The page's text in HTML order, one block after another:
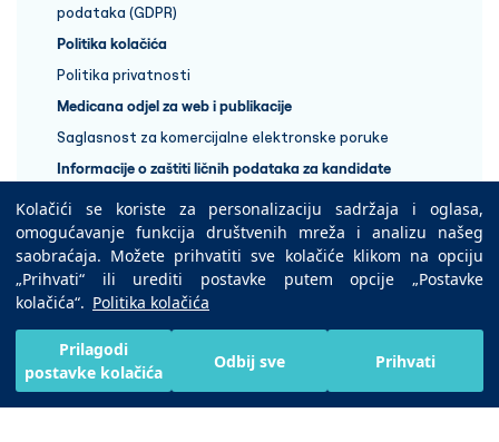
Kolačići se koriste za personalizaciju sadržaja i oglasa,
omogućavanje funkcija društvenih mreža i analizu našeg
saobraćaja. Možete prihvatiti sve kolačiće klikom na opciju
„Prihvati“ ili urediti postavke putem opcije „Postavke
kolačića“. Politika kolačića
Prilagodi
postavke kolačića
Odbij sve Prihvati
podataka (GDPR)
Politika kolačića
Politika privatnosti
Medicana odjel za web i publikacije
Saglasnost za komercijalne elektronske poruke
Informacije o zaštiti ličnih podataka za kandidate
+387 33 848 888
Copyright © 2025 Medicana Health Group
Preuzmite na